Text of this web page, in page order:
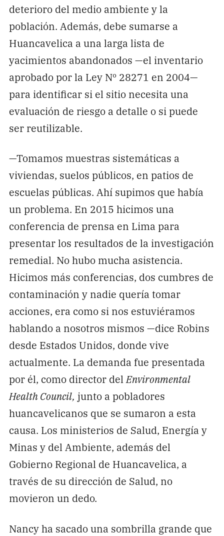
deterioro del medio ambiente y la
población. Además, debe sumarse a
Huancavelica a una larga lista de
yacimientos abandonados —el inventario
aprobado por la Ley Nº 28271 en 2004—
para identificar si el sitio necesita una
evaluación de riesgo a detalle o si puede
ser reutilizable.
—Tomamos muestras sistemáticas a
viviendas, suelos públicos, en patios de
escuelas públicas. Ahí supimos que había
un problema. En 2015 hicimos una
conferencia de prensa en Lima para
presentar los resultados de la investigación
remedial. No hubo mucha asistencia.
Hicimos más conferencias, dos cumbres de
contaminación y nadie quería tomar
acciones, era como si nos estuviéramos
hablando a nosotros mismos —dice Robins
desde Estados Unidos, donde vive
actualmente. La demanda fue presentada
por él, como director delEnvironmental
Health Council, junto a pobladores
huancavelicanos que se sumaron a esta
causa. Los ministerios de Salud, Energía y
Minas y del Ambiente, además del
Gobierno Regional de Huancavelica, a
través de su dirección de Salud, no
movieron un dedo.
Nancy ha sacado una sombrilla grande que